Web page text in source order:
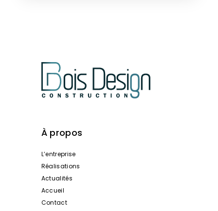
À propos
L’entreprise
Réalisations
Actualités
Accueil
Contact